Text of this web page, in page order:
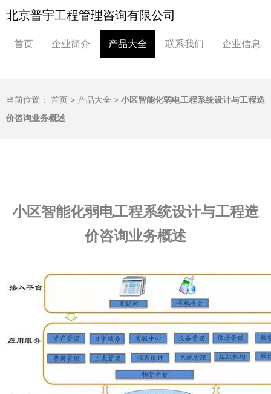
北京普宇工程管理咨询有限公司
首页 企业简介 产品大全 联系我们 企业信息
当前位置： 首页 > 产品大全 > 小区智能化弱电工程系统设计与工程造
价咨询业务概述
小区智能化弱电工程系统设计与工程造
价咨询业务概述